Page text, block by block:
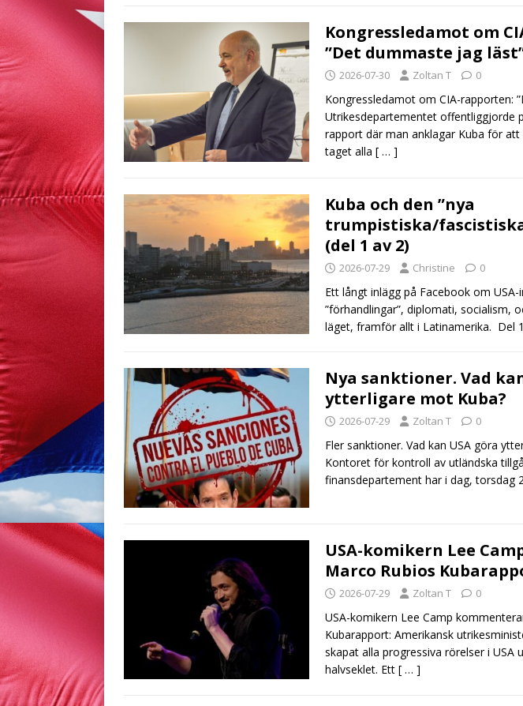
Kongressledamot om
”Det dummaste jag
2026-07-30 Zoltan T 0
Kongressledamot om CIA-rapporten:
Utrikesdepartementet offentliggjorde
rapport där man anklagar Kuba för
taget alla [ … ]
Kuba och den ”nya
trumpistiska/
(del 1 av 2)
2026-07-29 Christine 0
Ett långt inlägg på Facebook om
”förhandlingar”, diplomati, socialism,
läget, framför allt i Latinamerika. Del
Nya sanktioner. Vad
ytterligare mot Kuba?
2026-07-29 Zoltan T 0
Fler sanktioner. Vad kan USA göra
Kontoret för kontroll av utländska
finansdepartement har i dag, torsdag
USA-komikern Lee
Marco Rubios
2026-07-29 Zoltan T 0
USA-komikern Lee Camp
Kubarapport: Amerikansk
skapat alla progressiva rörelser i USA
halvseklet. Ett [ … ]